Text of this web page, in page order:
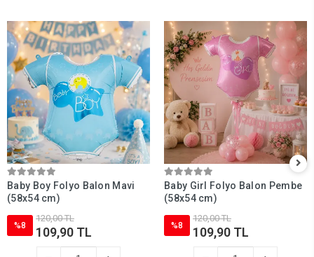
Baby Boy Folyo Balon Mavi
(58x54 cm)
%8
120,00 TL
109,90 TL
Baby Girl Folyo Balon Pembe
(58x54 cm)
%8
120,00 TL
109,90 TL